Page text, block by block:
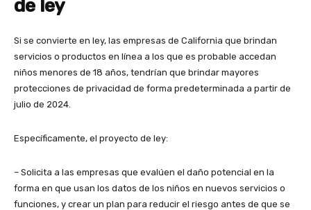
de ley
Si se convierte en ley, las empresas de California que brindan
servicios o productos en línea a los que es probable accedan
niños menores de 18 años, tendrían que brindar mayores
protecciones de privacidad de forma predeterminada a partir de
julio de 2024.
Específicamente, el proyecto de ley:
– Solicita a las empresas que evalúen el daño potencial en la
forma en que usan los datos de los niños en nuevos servicios o
funciones, y crear un plan para reducir el riesgo antes de que se